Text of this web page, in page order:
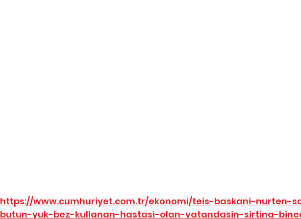
https://www.cumhuriyet.com.tr/ekonomi/teis-baskani-nurten-
butun-yuk-bez-kullanan-hastasi-olan-vatandasin-sirtina-